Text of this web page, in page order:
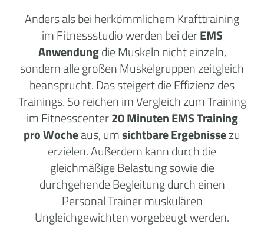
Anders als bei herkömmlichem Krafttraining
im Fitnessstudio werden bei derEMS
Anwendungdie Muskeln nicht einzeln,
sondern alle großen Muskelgruppen zeitgleich
beansprucht. Das steigert die Effizienz des
Trainings. So reichen im Vergleich zum Training
im Fitnesscenter20 Minuten EMS Training
pro Wocheaus, umsichtbare Ergebnissezu
erzielen. Außerdem kann durch die
gleichmäßige Belastung sowie die
durchgehende Begleitung durch einen
Personal Trainer muskulären
Ungleichgewichten vorgebeugt werden.